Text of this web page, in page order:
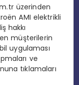
üzerinden
AMI elektrikli
hakkı
müşterilerin
uygulaması
ve
tıklamaları